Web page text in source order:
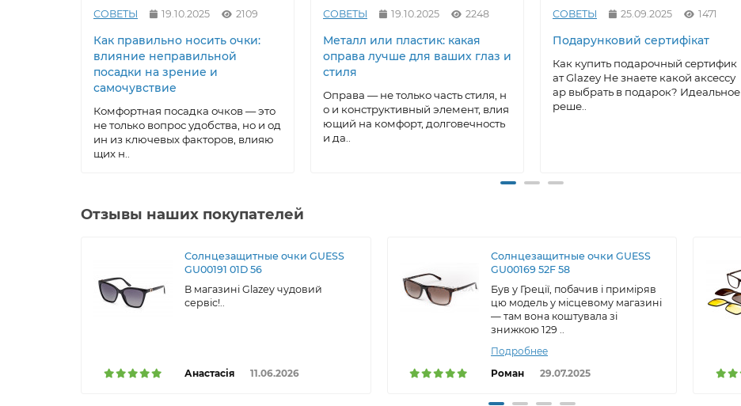
СОВЕТЫ 19.10.2025 2109
Как правильно носить очки:
влияние неправильной
посадки на зрение и
самочувствие
Комфортная посадка очков — это
не только вопрос удобства, но и од
ин из ключевых факторов, влияю
щих н..
СОВЕТЫ 19.10.2025 2248
Металл или пластик: какая
оправа лучше для ваших глаз и
стиля
Оправа — не только часть стиля, н
о и конструктивный элемент, влия
ющий на комфорт, долговечность
и да..
СОВЕТЫ 25.09.2025 1471
Подарунковий сертифікат
Как купить подарочный сертифик
ат Glazey Не знаете какой аксессу
ар выбрать в подарок? Идеальное
реше..
Отзывы наших покупателей
Солнцезащитные очки GUESS
GU00191 01D 56
В магазині Glazey чудовий
сервіс!..
Анастасія 11.06.2026
Солнцезащитные очки GUESS
GU00169 52F 58
Був у Греції, побачив і приміряв
цю модель у місцевому магазині
— там вона коштувала зі
знижкою 129 ..
Подробнее
Роман
29.07.2025